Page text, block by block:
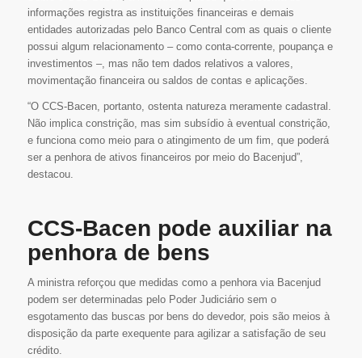
informações registra as instituições financeiras e demais
entidades autorizadas pelo Banco Central com as quais o cliente
possui algum relacionamento – como conta-corrente, poupança e
investimentos –, mas não tem dados relativos a valores,
movimentação financeira ou saldos de contas e aplicações.
“O CCS-Bacen, portanto, ostenta natureza meramente cadastral.
Não implica constrição, mas sim subsídio à eventual constrição,
e funciona como meio para o atingimento de um fim, que poderá
ser a penhora de ativos financeiros por meio do Bacenjud”,
destacou.
CCS-Bacen pode auxiliar na
penhora de bens
A ministra reforçou que medidas como a penhora via Bacenjud
podem ser determinadas pelo Poder Judiciário sem o
esgotamento das buscas por bens do devedor, pois são meios à
disposição da parte exequente para agilizar a satisfação de seu
crédito.